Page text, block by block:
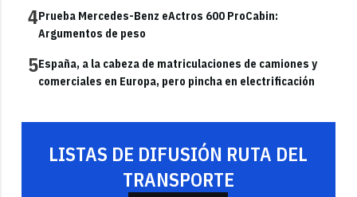
4Prueba Mercedes-Benz eActros 600 ProCabin:
Argumentos de peso
5España, a la cabeza de matriculaciones de camiones y
comerciales en Europa, pero pincha en electrificación
LISTAS DE DIFUSIÓN RUTA DEL
TRANSPORTE